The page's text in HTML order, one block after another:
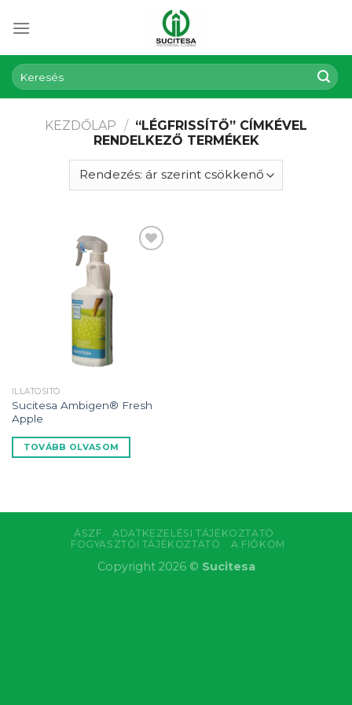
Keresés
a
következőre:
KEZDŐLAP / “LÉGFRISSÍTŐ” CÍMKÉVEL
RENDELKEZŐ TERMÉKEK
Kedvencekhez
ILLATOSÍTÓ
Sucitesa Ambigen® Fresh
Apple
TOVÁBB OLVASOM
ÁSZF
ADATKEZELÉSI TÁJÉKOZTATÓ
FOGYASZTÓI TÁJÉKOZTATÓ
A FIÓKOM
Copyright 2026 © Sucitesa